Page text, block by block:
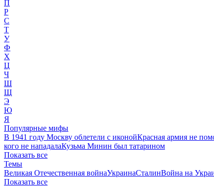
П
Р
С
Т
У
Ф
Х
Ц
Ч
Ш
Щ
Э
Ю
Я
Популярные мифы
В 1941 году Москву облетели с иконойКрасная армия не
кого не нападалаКузьма Минин был татарином
Показать все
Темы
Великая Отечественная войнаУкраинаСталинВойна на
Показать все